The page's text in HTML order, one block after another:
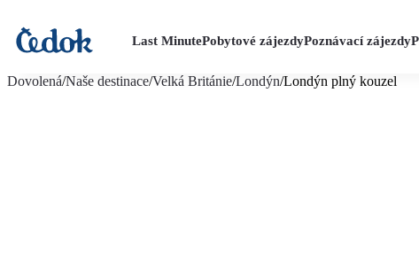
Last MinutePobytové zájezdyPoznávací zájezdy
Dovolená/Naše destinace/Velká Británie/Londýn/Londýn plný kouzel